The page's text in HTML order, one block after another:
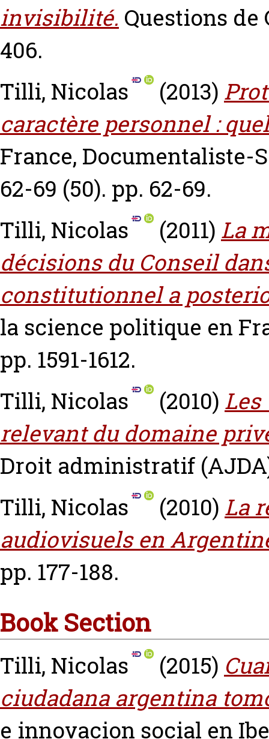
invisibilité. Questions de
406.
Tilli, Nicolas
(2013)
caractère personnel :
France, Documentaliste-
62-69 (50). pp. 62-69.
Tilli, Nicolas
(2011) La
décisions du Conseil
constitutionnel a
la science politique en
pp. 1591-1612.
Tilli, Nicolas
(2010)
relevant du domaine
Droit administratif (AJDA)
Tilli, Nicolas
(2010) La
audiovisuels en
pp. 177-188.
Book Section
Tilli, Nicolas (2015)
ciudadana argentina
e innovacion social en